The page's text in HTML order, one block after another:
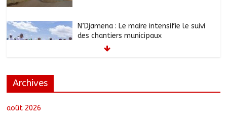
N’Djamena : Le maire intensifie le suivi
des chantiers municipaux
août 7, 2026
orientés vers leur avenir
Archives
août 2026